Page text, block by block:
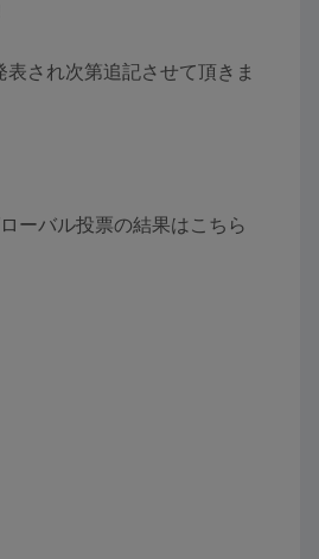
され次第追記させて頂きま
ーバル投票の結果はこちら